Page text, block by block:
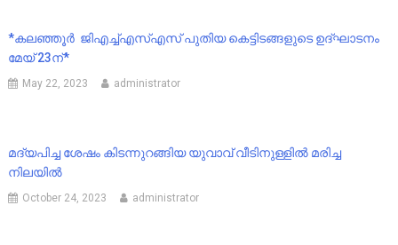
*കലഞ്ഞൂർ ജിഎച്ച്എസ്എസ് പുതിയ കെട്ടിടങ്ങളുടെ ഉദ്ഘാടനം
മേയ് 23ന്*
May 22, 2023 administrator
മദ്യപിച്ച ശേഷം കിടന്നുറങ്ങിയ യുവാവ് വീടിനുള്ളിൽ മരിച്ച
നിലയിൽ
October 24, 2023 administrator